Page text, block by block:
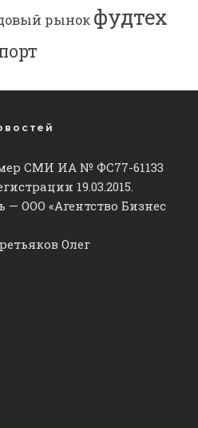
рынок фудтех
СМИ ИА № ФС77-61133
19.03.2015.
— ООО «Агентство Бизнес
Олег